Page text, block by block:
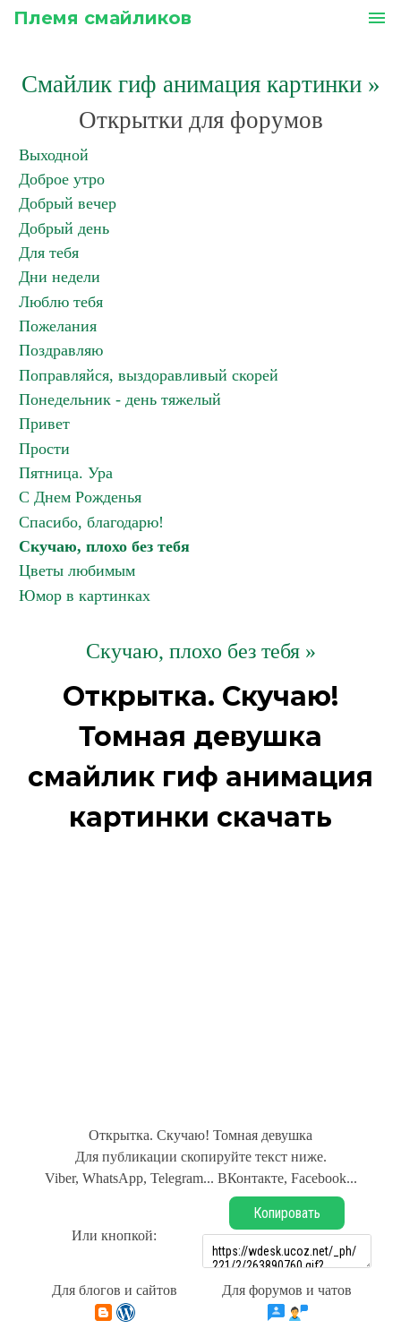
Племя смайликов menu
Смайлик гиф анимация картинки»
Открытки для форумов
Выходной
Доброе утро
Добрый вечер
Добрый день
Для тебя
Дни недели
Люблю тебя
Пожелания
Поздравляю
Поправляйся, выздоравливый скорей
Понедельник - день тяжелый
Привет
Прости
Пятница. Ура
С Днем Рожденья
Спасибо, благодарю!
Скучаю, плохо без тебя
Цветы любимым
Юмор в картинках
Скучаю, плохо без тебя »
Открытка. Скучаю!
Томная девушка
смайлик гиф анимация
картинки скачать
Открытка. Скучаю! Томная девушка
Для публикации скопируйте текст ниже.
Viber, WhatsApp, Telegram... ВКонтакте, Facebook...
Или кнопкой:
Копировать
Для блогов и сайтов Для форумов и чатов